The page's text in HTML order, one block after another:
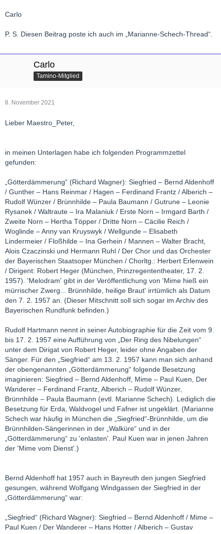
Carlo
P. S. Diesen Beitrag poste ich auch im „Marianne-Schech-Thread“.
Carlo
Tamino-Mitglied
8. November 2021
Lieber Maestro_Peter,
in meinen Unterlagen habe ich folgenden Programmzettel
gefunden:
„Götterdämmerung“ (Richard Wagner): Siegfried – Bernd Aldenhoff
/ Gunther – Hans Reinmar / Hagen – Ferdinand Frantz / Alberich –
Rudolf Wünzer / Brünnhilde – Paula Baumann / Gutrune – Leonie
Rysanek / Waltraute – Ira Malaniuk / Erste Norn – Irmgard Barth /
Zweite Norn – Hertha Töpper / Dritte Norn – Cäcilie Reich /
Woglinde – Anny van Kruyswyk / Wellgunde – Elisabeth
Lindermeier / Floßhilde – Ina Gerhein / Mannen – Walter Bracht,
Alois Czaczinski und Hermann Ruhl / Der Chor und das Orchester
der Bayerischen Staatsoper München / Chorltg.: Herbert Erlenwein
/ Dirigent: Robert Heger (München, Prinzregententheater, 17. 2.
1957). 'Melodram' gibt in der Veröffentlichung von 'Mime hieß ein
mürrischer Zwerg... Brünnhilde, heilige Braut' irrtümlich als Datum
den 7. 2. 1957 an. (Dieser Mitschnitt soll sich sogar im Archiv des
Bayerischen Rundfunk befinden.)
Rudolf Hartmann nennt in seiner Autobiographie für die Zeit vom 9.
bis 17. 2. 1957 eine Aufführung von „Der Ring des Nibelungen“
unter dem Dirigat von Robert Heger, leider ohne Angaben der
Sänger. Für den „Siegfried“ am 13. 2. 1957 kann man sich anhand
der obengenannten „Götterdämmerung“ folgende Besetzung
imaginieren: Siegfried – Bernd Aldenhoff, Mime – Paul Kuen, Der
Wanderer – Ferdinand Frantz, Alberich – Rudolf Wünzer,
Brünnhilde – Paula Baumann (evtl. Marianne Schech). Lediglich die
Besetzung für Erda, Waldvogel und Fafner ist ungeklärt. (Marianne
Schech war häufig in München die „Siegfried“-Brünnhilde, um die
Brünnhilden-Sängerinnen in der „Walküre“ und in der
„Götterdämmerung“ zu 'enlasten'. Paul Kuen war in jenen Jahren
der 'Mime vom Dienst'.)
Bernd Aldenhoff hat 1957 auch in Bayreuth den jungen Siegfried
gesungen, während Wolfgang Windgassen der Siegfried in der
„Götterdämmerung“ war:
„Siegfried“ (Richard Wagner): Siegfried – Bernd Aldenhoff / Mime –
Paul Kuen / Der Wanderer – Hans Hotter / Alberich – Gustav